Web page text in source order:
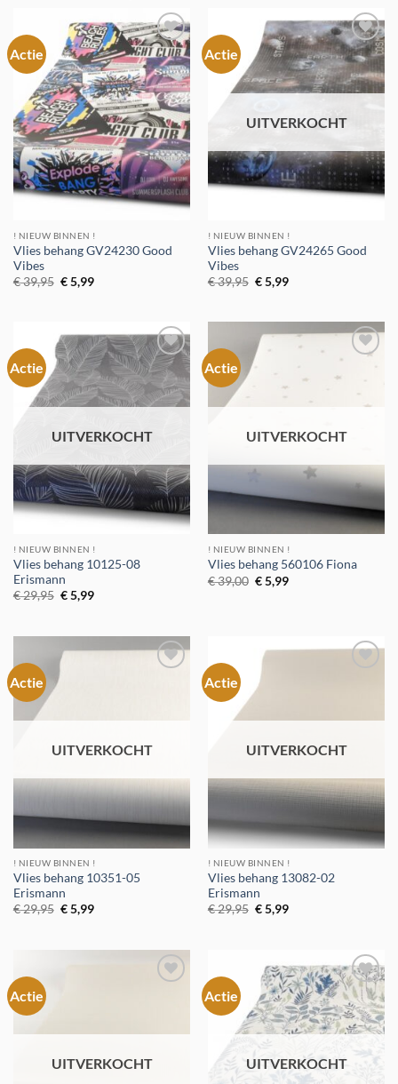
Actie
Toevoegen
aan
verlanglijst
! NIEUW BINNEN !
Vlies behang GV24230 Good
Vibes
€39,95 Oorspronkelijke
prijs
€5,99Huidige
Actie
Toevoegen
aan
verlanglijst
UITVERKOCHT
! NIEUW BINNEN !
Vlies behang GV24265 Good
Vibes
€39,95 Oorspronkelijke
prijs
€5,99Huidige
Actie
Toevoegen
aan
verlanglijst
UITVERKOCHT
! NIEUW BINNEN !
Vlies behang 10125-08
Erismann
€29,95 Oorspronkelijke
prijs
€5,99Huidige
Actie
verlanglijst
UITVERKOCHT
! NIEUW BINNEN !
Vlies behang 560106 Fiona
€39,00 Oorspronkelijke
prijs
€5,99Huidige
Actie
UITVERKOCHT
! NIEUW BINNEN !
Vlies behang 10351-05
Erismann
€29,95 Oorspronkelijke
prijs
€5,99Huidige
Actie
UITVERKOCHT
! NIEUW BINNEN !
Vlies behang 13082-02
Erismann
€29,95 Oorspronkelijke
prijs
€5,99Huidige
Actie
UITVERKOCHT
Actie
Toevoegen
aan
verlanglijst
UITVERKOCHT